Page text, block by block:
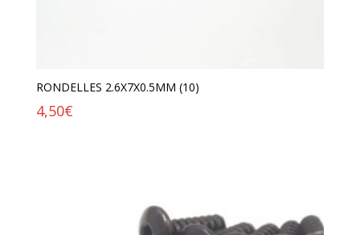
RONDELLES 2.6X7X0.5MM (10)
4,50€